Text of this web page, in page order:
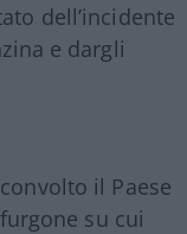
dell’incidente
e dargli
il Paese
su cui